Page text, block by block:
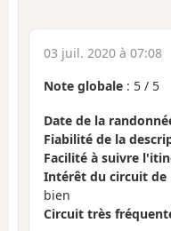
03 juil. 2020 à 07:08
Note globale : 5 / 5
Date de la
Fiabilité de la
Facilité à suivre
Intérêt du circuit de
bien
Circuit très